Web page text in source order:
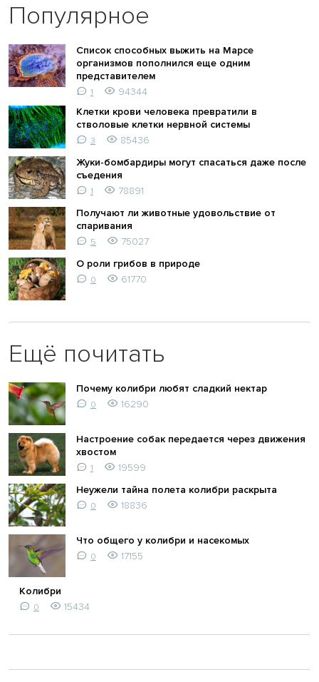
Популярное
Список способных выжить на Марсе
организмов пополнился еще одним
представителем
1
94344
Клетки крови человека превратили в
стволовые клетки нервной системы
3
85436
Жуки-бомбардиры могут спасаться даже после
съедения
1
78891
Получают ли животные удовольствие от
спаривания
5
75027
О роли грибов в природе
0 61770
Ещё почитать
Почему колибри любят сладкий нектар
0 16290
Настроение собак передается через движения
хвостом
1
19599
Неужели тайна полета колибри раскрыта
0 18836
Что общего у колибри и насекомых
0 17155
Колибри
0 15434